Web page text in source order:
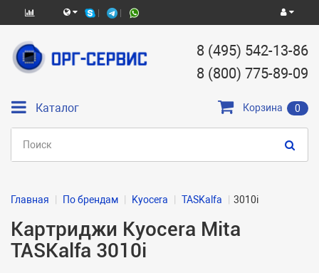
8 (495) 542-13-86
8 (800) 775-89-09
Каталог Корзина 0
Главная По брендам Kyocera TASKalfa 3010i
Картриджи Kyocera Mita
TASKalfa 3010i